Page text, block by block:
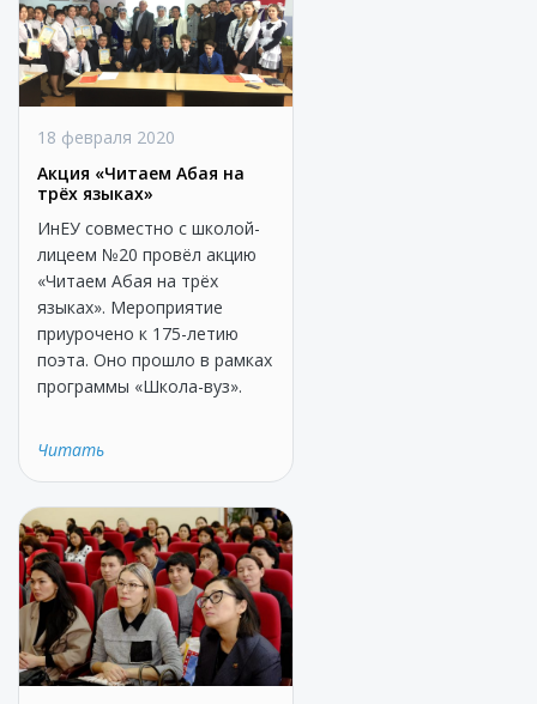
18 февраля 2020
Акция «Читаем Абая на
трёх языках»
ИнЕУ совместно с школой-
лицеем №20 провёл акцию
«Читаем Абая на трёх
языках». Мероприятие
приурочено к 175-летию
поэта. Оно прошло в рамках
программы «Школа-вуз».
Читать